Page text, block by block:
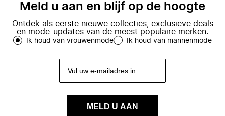
Meld u aan en blijf op de hoogte
Ontdek als eerste nieuwe collecties, exclusieve deals
en mode-updates van de meest populaire merken.
Ik houd van vrouwenmode Ik houd van mannenmode
MELD U AAN